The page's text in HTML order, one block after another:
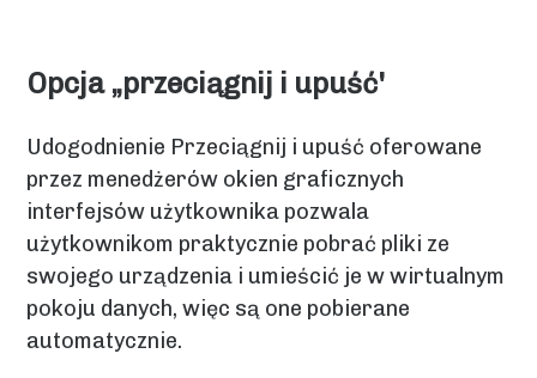
Opcja „przeciągnij i upuść'
Udogodnienie Przeciągnij i upuść oferowane
przez menedżerów okien graficznych
interfejsów użytkownika pozwala
użytkownikom praktycznie pobrać pliki ze
swojego urządzenia i umieścić je w wirtualnym
pokoju danych, więc są one pobierane
automatycznie.